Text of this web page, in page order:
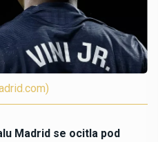
Madrid se ocitla pod